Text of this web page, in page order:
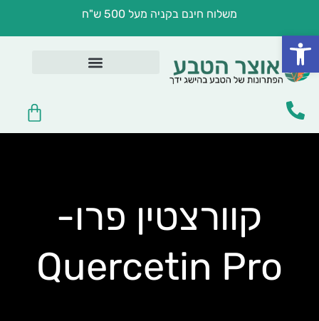
פתח סרגל נגישות
משלוח חינם בקניה מעל 500 ש"ח
עגלת
קניות
קוורצטין פרו-
Quercetin Pro